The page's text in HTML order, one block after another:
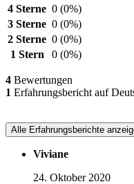
4 Sterne 0 (0%)
3 Sterne 0 (0%)
2 Sterne 0 (0%)
1 Stern
0 (0%)
4 Bewertungen
1 Erfahrungsbericht auf
Alle Erfahrungsberichte
Viviane
24. Oktober 2020